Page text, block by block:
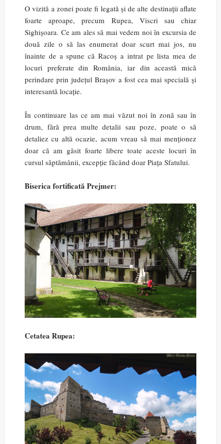
O vizită a zonei poate fi legată și de alte destinații aflate
foarte aproape, precum Rupea, Viscri sau chiar
Sighișoara. Ce am ales să mai vedem noi în excursia de
două zile o să las enumerat doar scurt mai jos, nu
înainte de a spune că Racoș a intrat pe lista mea de
locuri preferate din România, iar din această mică
perindare prin județul Brașov a fost cea mai specială și
interesantă locație.
În continuare las ce am mai văzut noi în zonă sau în
drum, fără prea multe detalii sau poze, poate o să
detaliez cu altă ocazie, acum vreau să mai menționez
doar că am găsit foarte libere toate aceste locuri în
cursul săptămânii, excepție făcând doar Piața Sfatului.
Biserica fortificată Prejmer:
Cetatea Rupea: